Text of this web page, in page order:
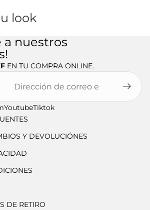
look
a nuestros
EN TU COMPRA ONLINE.
YoutubeTiktok
Y DEVOLUCIÓNES
DE RETIRO